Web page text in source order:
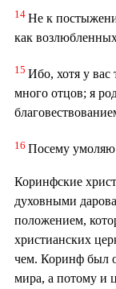
14 Не к
как
15 Ибо, хотя у вас
много отцов; я
16 Посему умоляю
Коринфские
духовными
положением,
христианских
чем. Коринф был
мира, а потому и